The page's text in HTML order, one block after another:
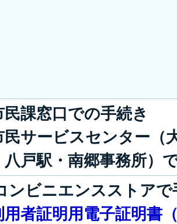
民課窓口での手続き
民サービスセンター（
八戸駅・南郷事務所）
ンビニエンスストアで
用者証明用電子証明書